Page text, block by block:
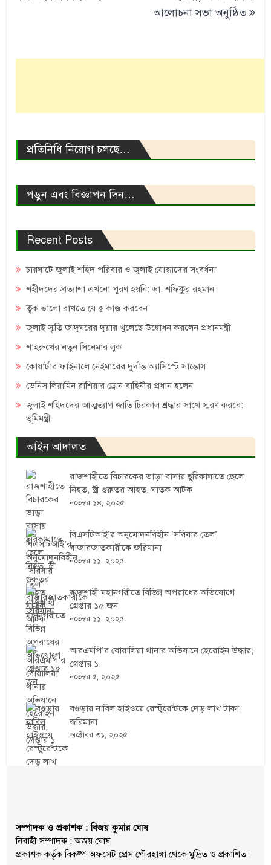
আলোচনা সভা অনুষ্ঠিত
প্রতিনিধি নিয়োগ চলছে…
পড়ুন এবং বিজ্ঞাপন দিন…
Recent Posts
চারঘাটে জুলাই শহিদ পরিবার ও জুলাই যোদ্ধাদের সংবর্ধনা
শহীদদের প্রত্যাশা এখনো পূরণ হয়নি: ডা. শফিকুর রহমান
ত্বক ভালো রাখতে যে ৫ কাজ করবেন
জুলাই স্মৃতি জাদুঘরের দুয়ার খুলেছে উদ্বোধন করলেন প্রধানমন্ত্রী
শাহরুখের নতুন সিনেমার লুক
কোয়ার্টার ফাইনালে নেইমারের দুর্দান্ত অ্যাসিস্টে সান্তোস
ডেনিস লিয়ামিন রাশিয়ার ড্রোন বাহিনীর প্রধান হলেন
জুলাই শহিদদের আত্মত্যাগ জাতি চিরকাল শ্রদ্ধার সাথে স্মরণ করবে:
ভূমিমন্ত্রী
আইন আদালত
রাজশাহীতে বিচারকের ভাড়া বাসায় ছুরিকাঘাতে ছেলে
নিহত, স্ত্রী গুরুতর আহত, ঘাতক আটক
নভেম্বর ১৪, ২০২৫
বিএসটিআই’র অনুমোদনবিহীন ‘সরিষার তেল’
বাজারজাতকারীকে জরিমানা
নভেম্বর ১১, ২০২৫
রাজশাহী মহানগরীতে বিভিন্ন অপরাধের অভিযোগে
গ্রেপ্তার ১৫ জন
নভেম্বর ১১, ২০২৫
আরএমপি’র বোয়ালিয়া থানার অভিযানে হেরোইন উদ্ধার;
গ্রেপ্তার ১
নভেম্বর ৫, ২০২৫
বগুড়ায় নাবিল হাইওয়ে রেস্টুরেন্টকে দেড় লাখ টাকা
জরিমানা
অক্টোবর ৩১, ২০২৫
সম্পাদক ও প্রকাশক : বিজয় কুমার ঘোষ
নিবাহী সম্পাদক : অজয় ঘোষ
প্রকাশক কর্তৃক বিকল্প অফসেট প্রেস গৌরহাঙ্গা থেকে মুদ্রিত ও প্রকাশিত।